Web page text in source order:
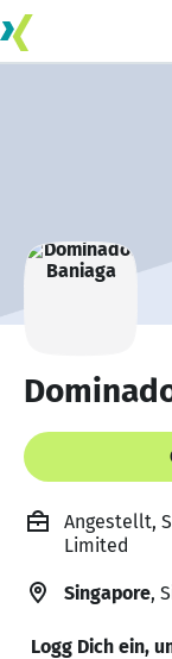
Angestellt,
Limited
Singapore,
Logg Dich ein,